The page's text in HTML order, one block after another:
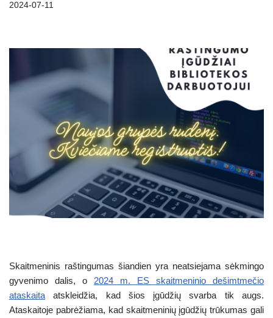
2024-07-11
Skaitmeninis raštingumas šiandien yra neatsiejama sėkmingo
gyvenimo dalis, o 2024 m. ES skaitmeninio dešimtmečio
ataskaita atskleidžia, kad šios įgūdžių svarba tik augs.
Ataskaitoje pabrėžiama, kad skaitmeninių įgūdžių trūkumas gali